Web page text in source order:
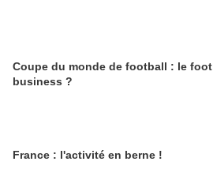
Coupe du monde de football : le foot
business ?
France : l'activité en berne !